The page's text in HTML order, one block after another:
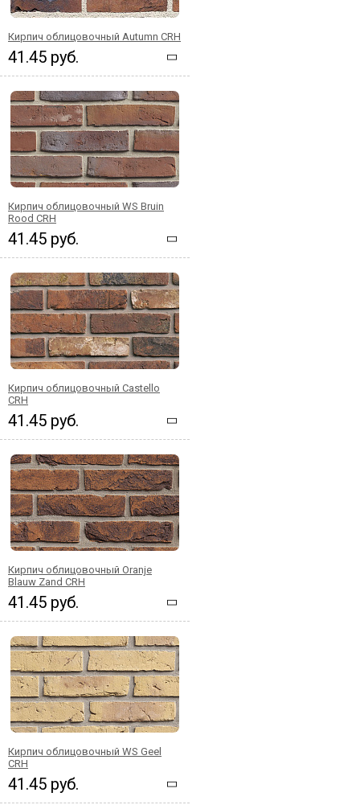
Кирпич облицовочный Autumn CRH
41.45 руб.
Кирпич облицовочный WS Bruin
Rood CRH
41.45 руб.
Кирпич облицовочный Castello
CRH
41.45 руб.
Кирпич облицовочный Oranje
Blauw Zand CRH
41.45 руб.
Кирпич облицовочный WS Geel
CRH
41.45 руб.